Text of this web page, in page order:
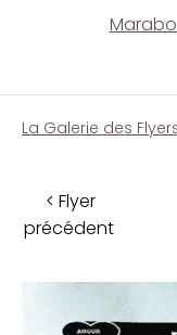
La Galerie des
< Flyer
précédent